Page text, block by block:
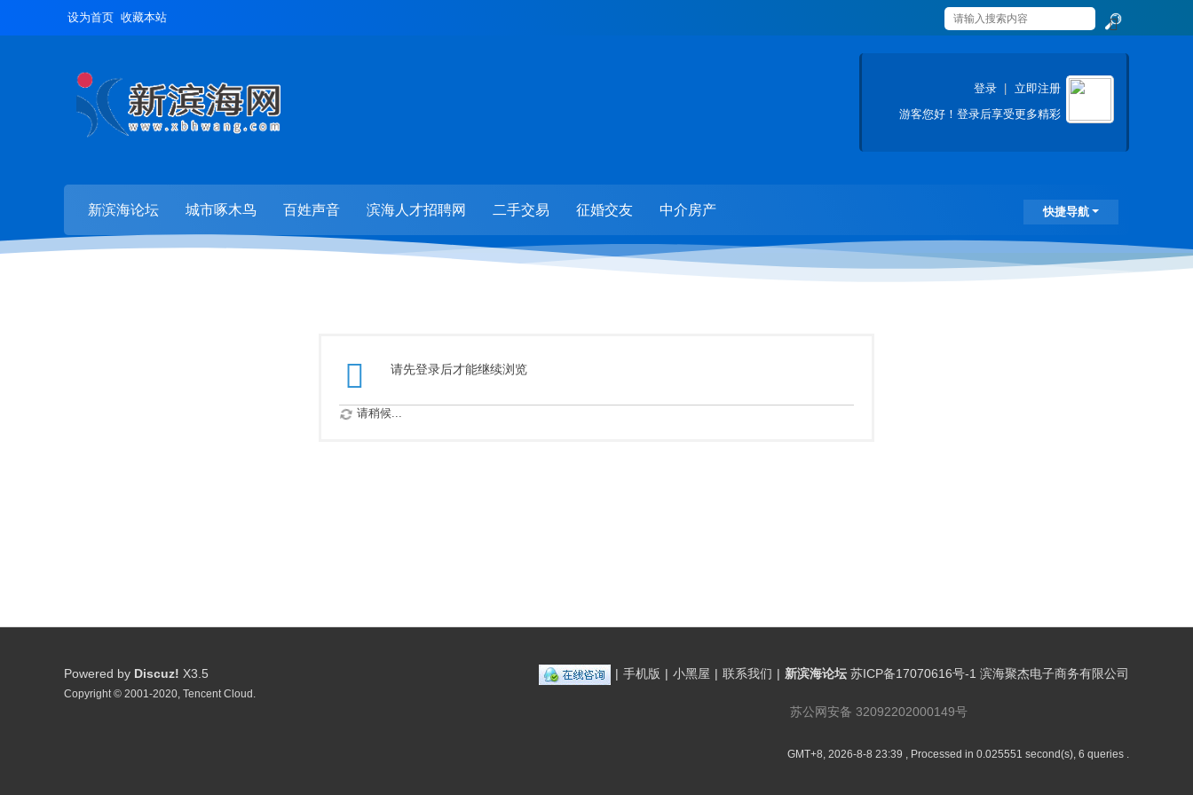
设为首页 收藏本站
索
登录
立即注册
游客您好！登录后享受更多精彩
快捷导航
新滨海论坛 城市啄木鸟 百姓声音 滨海人才招聘网 二手交易 征婚交友 中介房产
请先登录后才能继续浏览
请稍候...
| 手机版 | 小黑屋 | 联系我们 | 新滨海论坛 苏ICP备17070616号-1 滨海聚杰电子商务有限公司
苏公网安备 32092202000149号
GMT+8, 2026-8-8 23:39 , Processed in 0.025551 second(s), 6 queries .
Powered by Discuz! X3.5
Copyright © 2001-2020, Tencent Cloud.